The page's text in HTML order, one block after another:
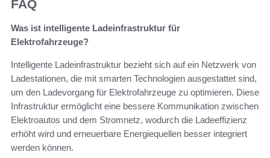
FAQ
Was ist intelligente Ladeinfrastruktur für
Elektrofahrzeuge?
Intelligente Ladeinfrastruktur bezieht sich auf ein Netzwerk von
Ladestationen, die mit smarten Technologien ausgestattet sind,
um den Ladevorgang für Elektrofahrzeuge zu optimieren. Diese
Infrastruktur ermöglicht eine bessere Kommunikation zwischen
Elektroautos und dem Stromnetz, wodurch die Ladeeffizienz
erhöht wird und erneuerbare Energiequellen besser integriert
werden können.